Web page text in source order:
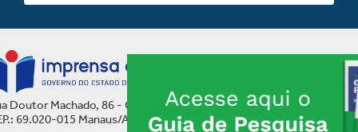
Doutor Machado, 86 - Centro
69.020-015 Manaus/AM